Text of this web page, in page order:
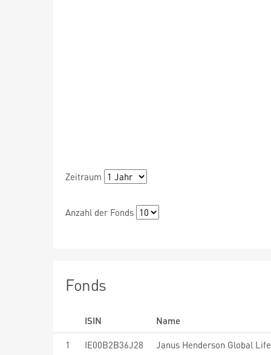
Zeitraum
Anzahl der Fonds
Fonds
ISIN
Name
1
IE00B2B36J28 Janus Henderson Global